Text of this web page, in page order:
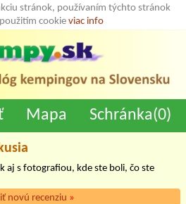
stránok, používaním týchto stránok
cookieviac info
Mapa Schránka(0)
aj s fotografiou, kde ste boli, čo ste
novú recenziu »